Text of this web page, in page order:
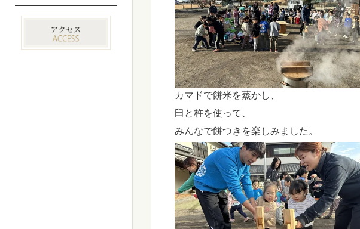
カマドで餅米を蒸かし、
臼と杵を使って、
みんなで餅つきを楽しみました。